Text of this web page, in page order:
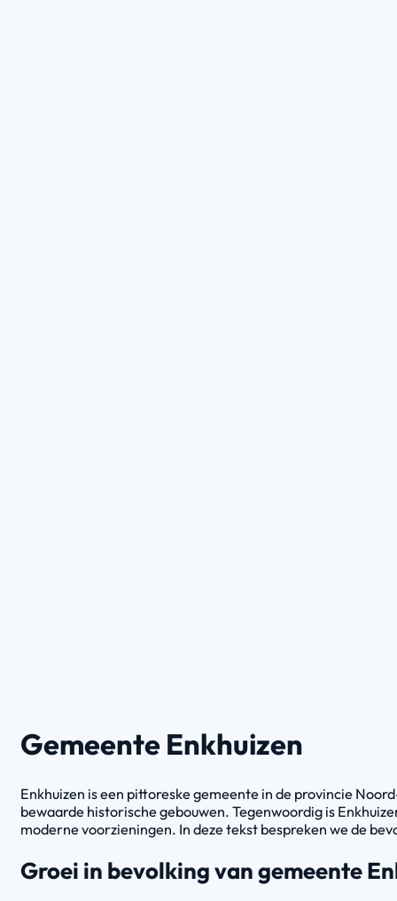
Gemeente Enkhuizen
Enkhuizen is een pittoreske gemeente in de provincie
bewaarde historische gebouwen. Tegenwoordig is
moderne voorzieningen. In deze tekst bespreken we de
Groei in bevolking van gemeente